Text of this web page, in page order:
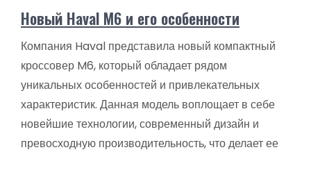
Новый Haval M6 и его особенности
Компания Haval представила новый компактный
кроссовер M6, который обладает рядом
уникальных особенностей и привлекательных
характеристик. Данная модель воплощает в себе
новейшие технологии, современный дизайн и
превосходную производительность, что делает ее